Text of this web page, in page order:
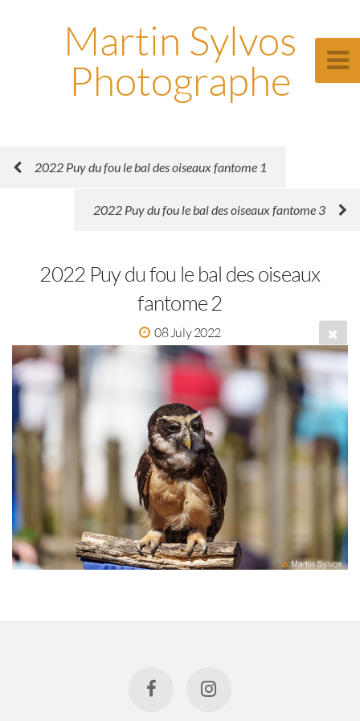
Martin Sylvos
Photographe
2022 Puy du fou le bal des oiseaux fantome 1
2022 Puy du fou le bal des oiseaux fantome 3
2022 Puy du fou le bal des oiseaux
fantome 2
08 July 2022